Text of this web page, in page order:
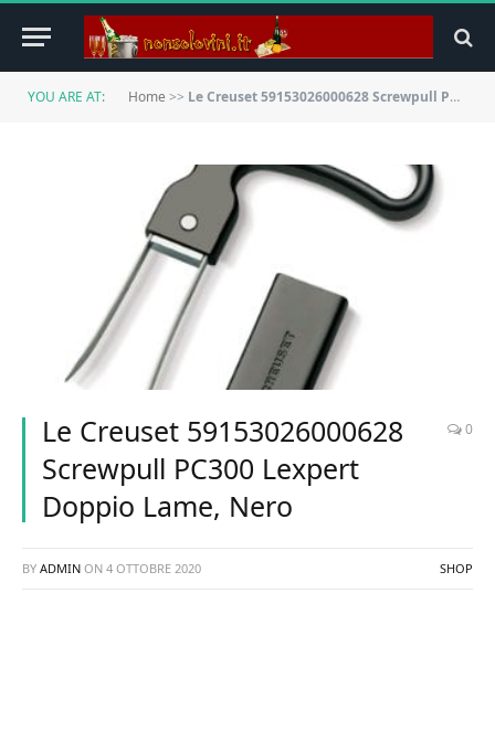
YOU ARE AT: Home >> Le Creuset 59153026000628 Screwpull PC300 Lexpert Doppio Lame, Nero
Le Creuset 59153026000628
Screwpull PC300 Lexpert
Doppio Lame, Nero
0
BY ADMIN ON 4 OTTOBRE 2020 SHOP